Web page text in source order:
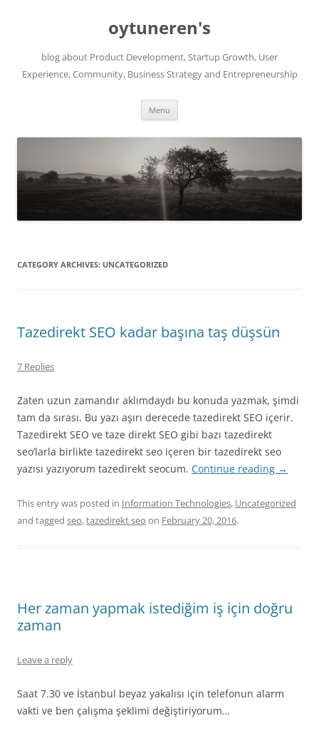
oytuneren's
blog about Product Development, Startup Growth, User
Experience, Community, Business Strategy and Entrepreneurship
Menu
CATEGORY ARCHIVES: UNCATEGORIZED
Tazedirekt SEO kadar başına taş düşsün
7 Replies
Zaten uzun zamandır aklımdaydı bu konuda yazmak, şimdi
tam da sırası. Bu yazı aşırı derecede tazedirekt SEO içerir.
Tazedirekt SEO ve taze direkt SEO gibi bazı tazedirekt
seo’larla birlikte tazedirekt seo içeren bir tazedirekt seo
yazısı yazıyorum tazedirekt seocum. Continue reading →
This entry was posted in Information Technologies, Uncategorized
and tagged seo,tazedirekt seo on February 20, 2016.
Her zaman yapmak istediğim iş için doğru
zaman
Leave a reply
Saat 7.30 ve İstanbul beyaz yakalısı için telefonun alarm
vakti ve ben çalışma şeklimi değiştiriyorum…